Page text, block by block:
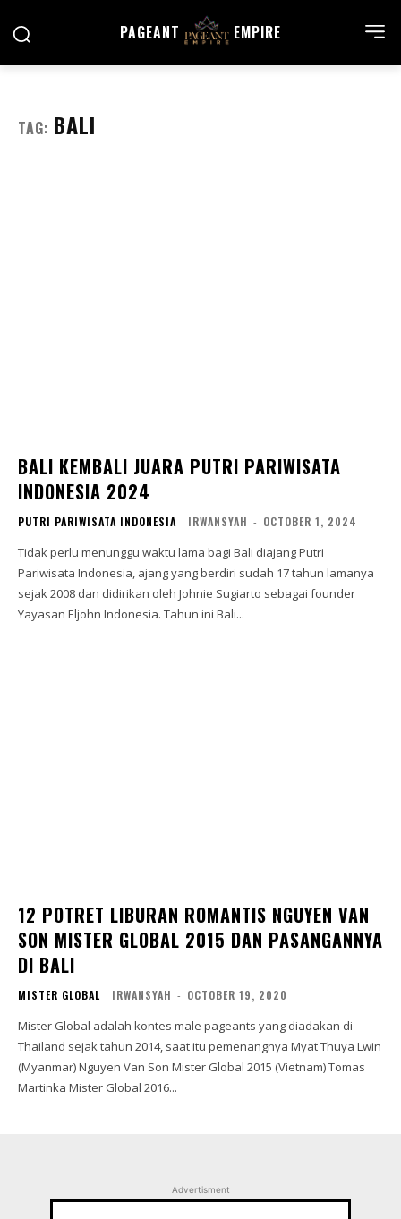
PAGEANT EMPIRE
TAG: BALI
BALI KEMBALI JUARA PUTRI PARIWISATA
INDONESIA 2024
PUTRI PARIWISATA INDONESIA IRWANSYAH - OCTOBER 1, 2024
Tidak perlu menunggu waktu lama bagi Bali diajang Putri
Pariwisata Indonesia, ajang yang berdiri sudah 17 tahun lamanya
sejak 2008 dan didirikan oleh Johnie Sugiarto sebagai founder
Yayasan Eljohn Indonesia. Tahun ini Bali...
12 POTRET LIBURAN ROMANTIS NGUYEN VAN
SON MISTER GLOBAL 2015 DAN PASANGANNYA
DI BALI
MISTER GLOBAL IRWANSYAH - OCTOBER 19, 2020
Mister Global adalah kontes male pageants yang diadakan di
Thailand sejak tahun 2014, saat itu pemenangnya Myat Thuya Lwin
(Myanmar) Nguyen Van Son Mister Global 2015 (Vietnam) Tomas
Martinka Mister Global 2016...
Advertisment